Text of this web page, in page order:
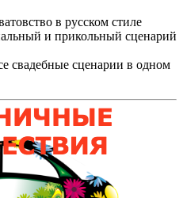
в русском стиле
и прикольный сценарий
свадебные сценарии в одном